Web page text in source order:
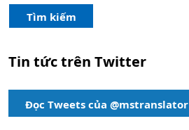
Tìm kiếm
Tin tức trên Twitter
Đọc Tweets của @mstranslator